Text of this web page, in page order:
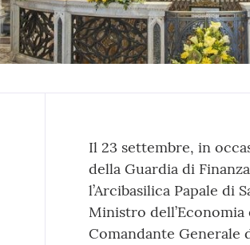
Contenuto
Il 23 settembre, in
della Guardia di
l’Arcibasilica Papale di
Ministro
Comandante Generale